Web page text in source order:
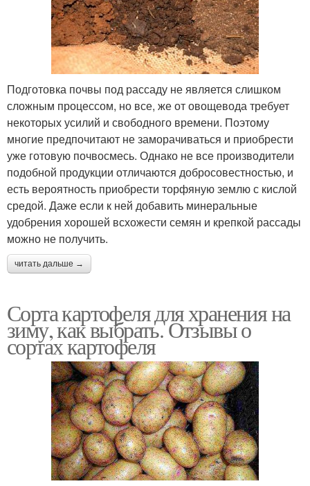
Подготовка почвы под рассаду не является слишком
сложным процессом, но все, же от овощевода требует
некоторых усилий и свободного времени. Поэтому
многие предпочитают не заморачиваться и приобрести
уже готовую почвосмесь. Однако не все производители
подобной продукции отличаются добросовестностью, и
есть вероятность приобрести торфяную землю с кислой
средой. Даже если к ней добавить минеральные
удобрения хорошей всхожести семян и крепкой рассады
можно не получить.
читать дальше →
Сорта картофеля для хранения на
зиму, как выбрать. Отзывы о
сортах картофеля